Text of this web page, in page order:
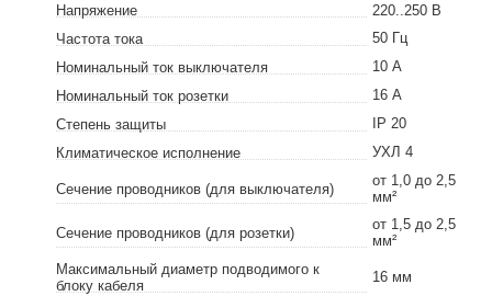
Напряжение
220..250 В
Частота тока
50 Гц
Номинальный ток выключателя
10 А
Номинальный ток розетки
16 А
Степень защиты
IP 20
Климатическое исполнение
УХЛ 4
Сечение проводников (для выключателя)
от 1,0 до 2,5
мм²
Сечение проводников (для розетки)
от 1,5 до 2,5
мм²
Максимальный диаметр подводимого к
блоку кабеля
16 мм